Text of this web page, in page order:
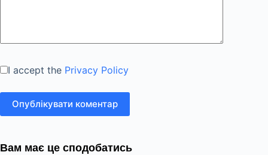
I accept the Privacy Policy
Опублікувати коментар
Вам має це сподобатись